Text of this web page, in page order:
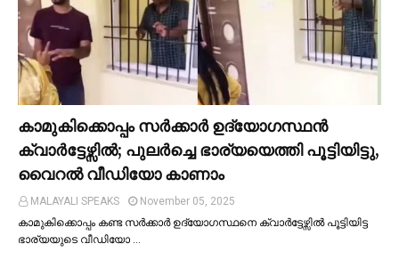
കാമുകിക്കൊപ്പം സര്‍ക്കാര്‍ ഉദ്യോഗസ്ഥൻ
ക്വാര്‍ട്ടേഴ്സില്‍; പുലര്‍ച്ചെ ഭാര്യയെത്തി പൂട്ടിയിട്ടു,
വൈറല്‍ വീഡിയോ കാണാം
MALAYALI SPEAKS
November 05, 2025
കാമുകിക്കൊപ്പം കണ്ട സർക്കാർ ഉദ്യോഗസ്ഥനെ ക്വാർട്ടേഴ്സില്‍ പൂട്ടിയിട്ട
ഭാര്യയുടെ വീഡിയോ …